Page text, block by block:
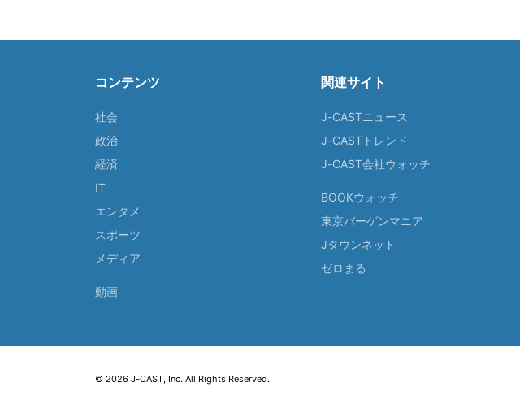
コンテンツ
社会
政治
経済
IT
エンタメ
スポーツ
メディア
動画
関連サイト
J-CASTニュース
J-CASTトレンド
J-CAST会社ウォッチ
BOOKウォッチ
東京バーゲンマニア
Jタウンネット
ゼロまる
© 2026 J-CAST, Inc. All Rights Reserved.